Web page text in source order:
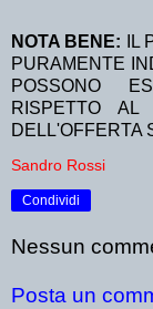
NOTA BENE:
IL
PURAMENTE
POSSONO
RISPETTO AL
DELL'OFFERTA
Sandro Rossi
Condividi
Nessun
Posta un